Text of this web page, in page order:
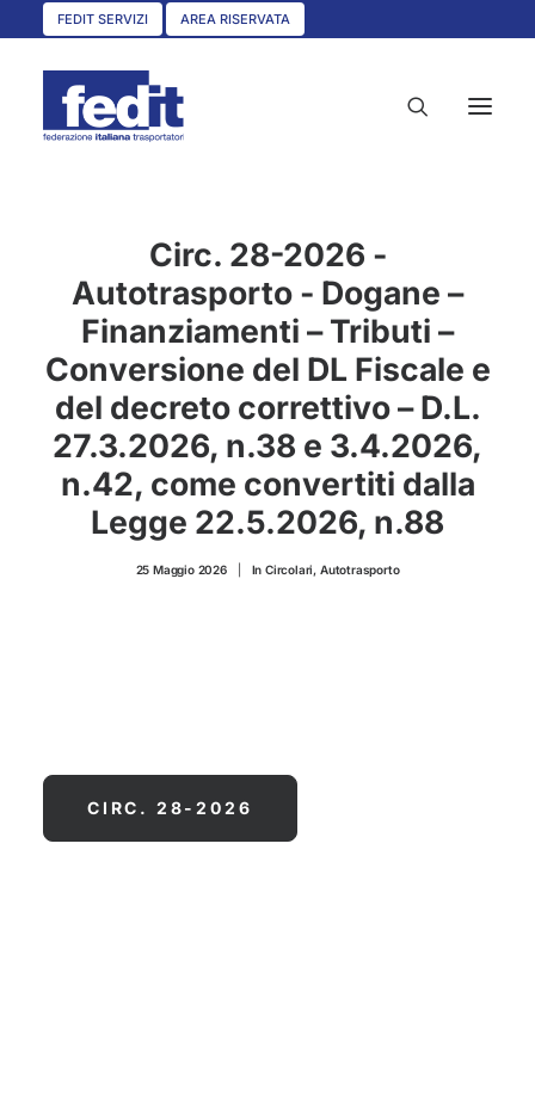
FEDIT SERVIZI AREA RISERVATA
CHI SIAMO
SERVIZI
CIRCOLARI
UNISCITI A NOI
CONVENZIONI
ASSOCIAZIONI TERRITORIALI
Circ. 28-2026 -
Autotrasporto - Dogane –
Finanziamenti – Tributi –
Conversione del DL Fiscale e
del decreto correttivo – D.L.
27.3.2026, n.38 e 3.4.2026,
n.42, come convertiti dalla
Legge 22.5.2026, n.88
25 Maggio 2026 InCircolari, Autotrasporto
CIRC. 28-2026